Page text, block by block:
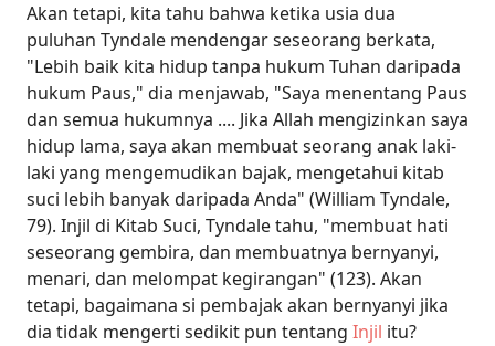
Akan tetapi, kita tahu bahwa ketika usia dua
puluhan Tyndale mendengar seseorang berkata,
"Lebih baik kita hidup tanpa hukum Tuhan daripada
hukum Paus," dia menjawab, "Saya menentang Paus
dan semua hukumnya .... Jika Allah mengizinkan saya
hidup lama, saya akan membuat seorang anak laki-
laki yang mengemudikan bajak, mengetahui kitab
suci lebih banyak daripada Anda" (William Tyndale,
79). Injil di Kitab Suci, Tyndale tahu, "membuat hati
seseorang gembira, dan membuatnya bernyanyi,
menari, dan melompat kegirangan" (123). Akan
tetapi, bagaimana si pembajak akan bernyanyi jika
dia tidak mengerti sedikit pun tentang Injil itu?